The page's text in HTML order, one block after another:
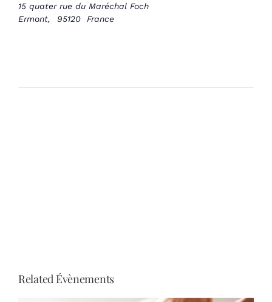
15 quater rue du Maréchal Foch
Ermont, 95120 France
Related Évènements